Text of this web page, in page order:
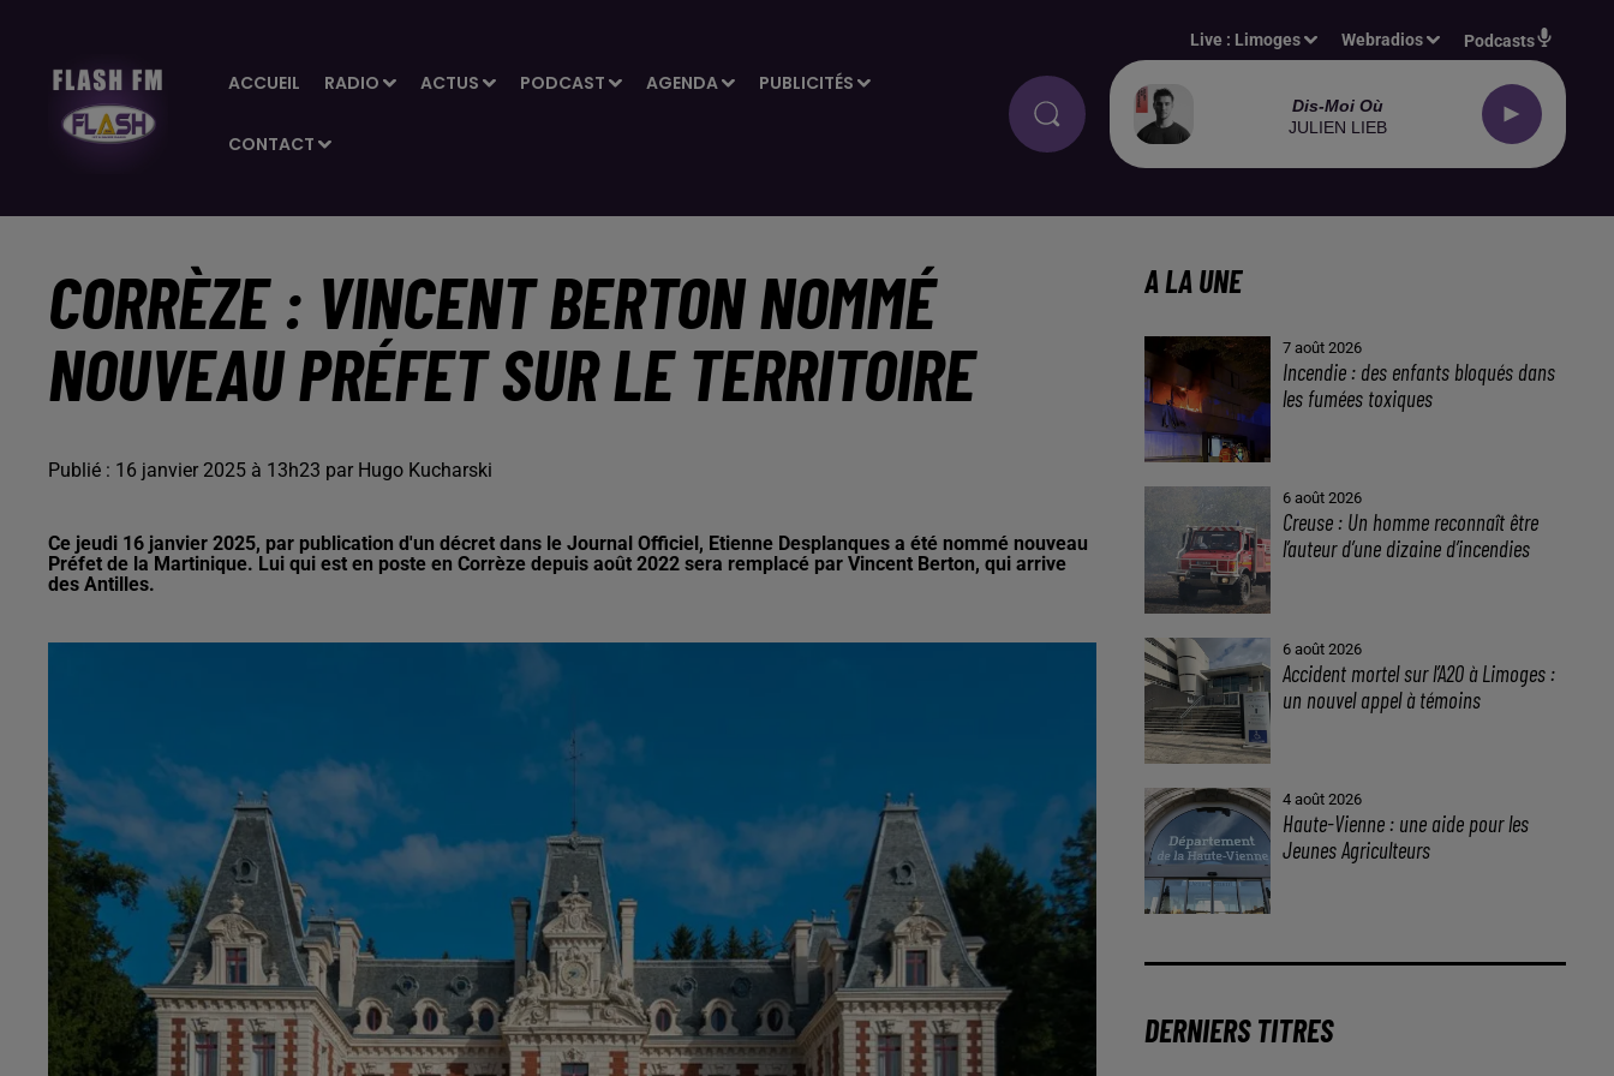
ACCUEIL RADIO ACTUS PODCAST AGENDA PUBLICITÉS
CONTACT
Live : Limoges Webradios Podcasts
Dis-Moi Où
JULIEN LIEB
CORRÈZE : VINCENT BERTON NOMMÉ
NOUVEAU PRÉFET SUR LE TERRITOIRE
Publié : 16 janvier 2025 à 13h23 par Hugo Kucharski
Ce jeudi 16 janvier 2025, par publication d'un décret dans le Journal Officiel, Etienne Desplanques a été nommé nouveau
Préfet de la Martinique. Lui qui est en poste en Corrèze depuis août 2022 sera remplacé par Vincent Berton, qui arrive
des Antilles.
A LA UNE
7 août 2026
Incendie : des enfants bloqués dans
les fumées toxiques
6 août 2026
Creuse : Un homme reconnaît être
l’auteur d’une dizaine d’incendies
6 août 2026
Accident mortel sur l’A20 à Limoges :
un nouvel appel à témoins
4 août 2026
Haute-Vienne : une aide pour les
Jeunes Agriculteurs
DERNIERS TITRES